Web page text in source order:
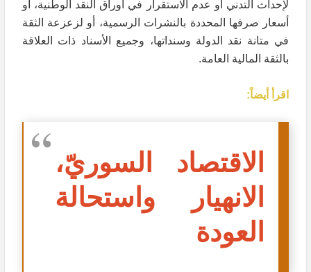
لإحداث التدني أو عدم الاستقرار في أوراق النقد الوطنية، أو
أسعار صرفها المحددة بالنشرات الرسمية، أو لزعزعة الثقة
في متانة نقد الدولة وسنداتها، وجميع الأسناد ذات العلاقة
بالثقة المالية العامة.
اقرأ أيضاً:
الاقتصاد السوريّ،
الانهيار واستحالة
العودة